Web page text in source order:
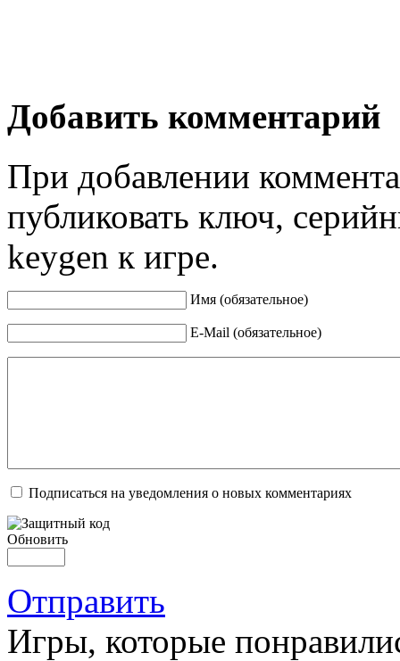
Добавить комментарий
При добавлении
публиковать ключ,
keygen к игре.
Имя (обязательное)
E-Mail (обязательное)
Подписаться на уведомления о новых комментариях
Обновить
Отправить
Игры, которые